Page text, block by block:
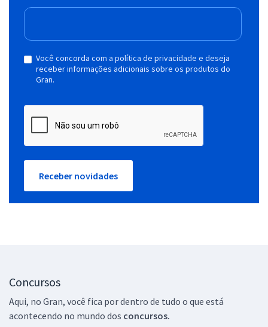
Você concorda com a política de privacidade e deseja
receber informações adicionais sobre os produtos do
Gran.
Receber novidades
Concursos
Aqui, no Gran, você fica por dentro de tudo o que está
acontecendo no mundo dos concursos.